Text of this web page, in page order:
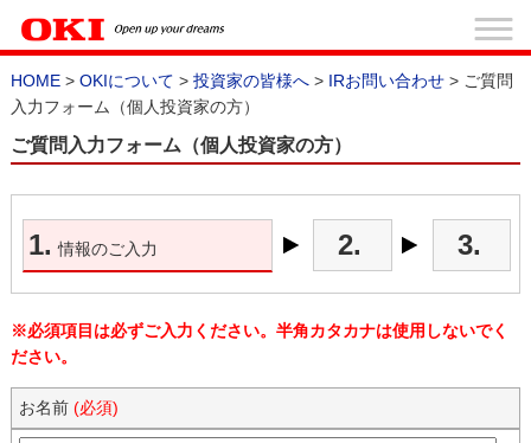
HOME> OKIについて > 投資家の皆様へ> IRお問い合わせ> ご質問
入力フォーム（個人投資家の方）
ご質問入力フォーム（個人投資家の方）
1. 情報のご入力 2. 3.
※必須項目は必ずご入力ください。半角カタカナは使用しないでく
ださい。
お名前 (必須)